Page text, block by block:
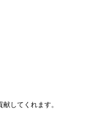
してくれます。